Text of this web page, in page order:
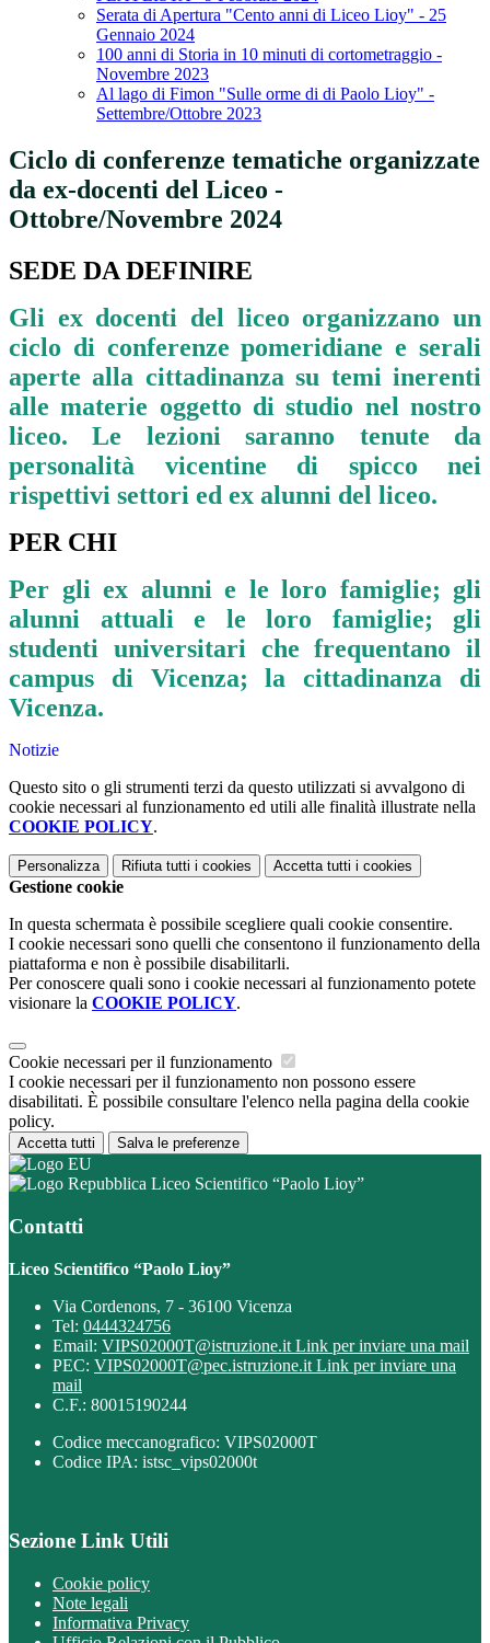
Serata di Apertura "Cento anni di Liceo Lioy" - 25
Gennaio 2024
100 anni di Storia in 10 minuti di cortometraggio -
Novembre 2023
Al lago di Fimon "Sulle orme di di Paolo Lioy" -
Settembre/Ottobre 2023
Ciclo di conferenze tematiche organizzate
da ex-docenti del Liceo -
Ottobre/Novembre 2024
SEDE DA DEFINIRE
Gli ex docenti del liceo organizzano un
ciclo di conferenze pomeridiane e serali
aperte alla cittadinanza su temi inerenti
alle materie oggetto di studio nel nostro
liceo. Le lezioni saranno tenute da
personalità vicentine di spicco nei
rispettivi settori ed ex alunni del liceo.
PER CHI
Per gli ex alunni e le loro famiglie; gli
alunni attuali e le loro famiglie; gli
studenti universitari che frequentano il
campus di Vicenza; la cittadinanza di
Vicenza.
Notizie
Questo sito o gli strumenti terzi da questo utilizzati si avvalgono di
cookie necessari al funzionamento ed utili alle finalità illustrate nella
COOKIE POLICY.
Personalizza Rifiuta tutti i cookies Accetta tutti i cookies
Gestione cookie
In questa schermata è possibile scegliere quali cookie consentire.
I cookie necessari sono quelli che consentono il funzionamento della
piattaforma e non è possibile disabilitarli.
Per conoscere quali sono i cookie necessari al funzionamento potete
visionare la COOKIE POLICY.
Cookie necessari per il funzionamento
I cookie necessari per il funzionamento non possono essere
disabilitati. È possibile consultare l'elenco nella pagina della cookie
policy.
Accetta tutti Salva le preferenze
Liceo Scientifico “Paolo Lioy”
Contatti
Liceo Scientifico “Paolo Lioy”
Via Cordenons, 7 - 36100 Vicenza
Tel: 0444324756
Email: VIPS02000T@istruzione.it Link per inviare una mail
PEC: VIPS02000T@pec.istruzione.it Link per inviare una
mail
C.F.: 80015190244
Codice meccanografico: VIPS02000T
Codice IPA: istsc_vips02000t
Sezione Link Utili
Cookie policy
Note legali
Informativa Privacy